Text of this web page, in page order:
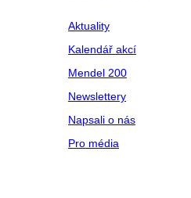
Aktuality
Kalendář akcí
Mendel 200
Newslettery
Napsali o nás
Pro média